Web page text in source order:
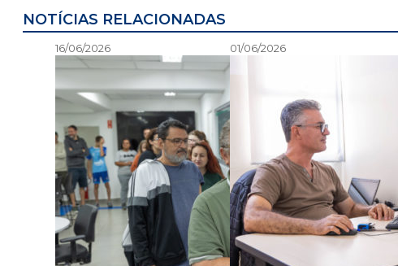
NOTÍCIAS RELACIONADAS
16/06/2026 01/06/2026